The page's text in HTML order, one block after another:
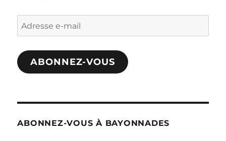
Adresse
e-
mail
ABONNEZ-VOUS
ABONNEZ-VOUS À BAYONNADES